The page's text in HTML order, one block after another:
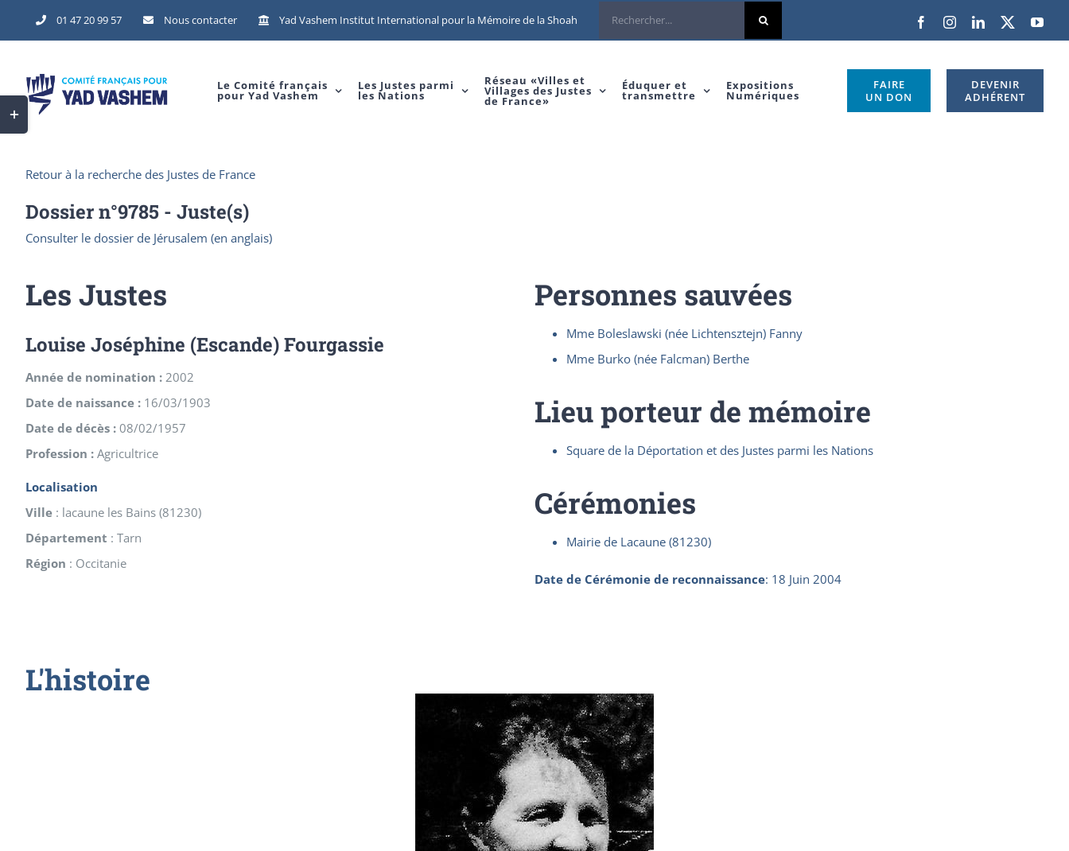
to
01 47 20 99 57 Nous contacter Yad Vashem Institut International pour la Mémoire de la Shoah Rechercher
FacebookInstagramLinkedIn
X
Le Comité français
pour Yad Vashem
Les Justes parmi
les Nations
Réseau «Villes et
Villages des Justes
de France»
Éduquer et
transmettre
Expositions
Numériques
FAIRE
UN DON
DEVENIR
ADHÉRENT
Retour à la recherche des Justes de France
Dossier n°9785 - Juste(s)
Consulter le dossier de Jérusalem (en anglais)
Les Justes
Louise Joséphine (Escande) Fourgassie
Année de nomination : 2002
Date de naissance : 16/03/1903
Date de décès : 08/02/1957
Profession : Agricultrice
Localisation
Ville : lacaune les Bains (81230)
Département : Tarn
Région : Occitanie
Personnes sauvées
Mme Boleslawski (née Lichtensztejn) Fanny
Mme Burko (née Falcman) Berthe
Lieu porteur de mémoire
Square de la Déportation et des Justes parmi les Nations
Cérémonies
Mairie de Lacaune (81230)
Date de Cérémonie de reconnaissance: 18 Juin 2004
L'histoire
Toggle
Sliding